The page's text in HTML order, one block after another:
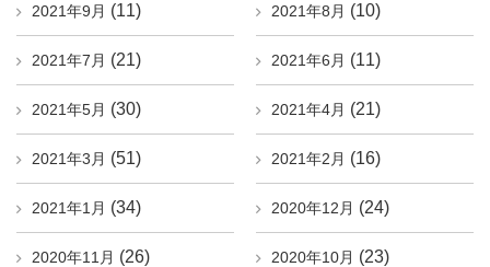
2021年9月 (11) 2021年8月 (10)
2021年7月 (21) 2021年6月 (11)
2021年5月 (30) 2021年4月 (21)
2021年3月 (51) 2021年2月 (16)
2021年1月 (34) 2020年12月 (24)
2020年11月 (26) 2020年10月 (23)